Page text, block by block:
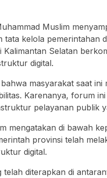
Muslim
tata kelola pemerintahan
Selatan
digital.
masyarakat saat
Karenanya, forum
pelayanan publik
mengatakan di bawah
provinsi telah
digital.
telah diterapkan di